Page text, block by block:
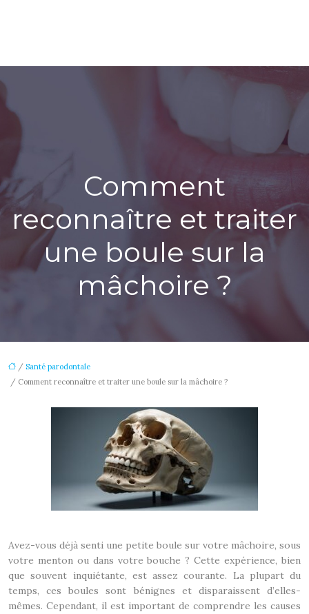
Comment
reconnaître et traiter
une boule sur la
mâchoire ?
/ Santé parodontale
/ Comment reconnaître et traiter une boule sur la mâchoire ?
Avez-vous déjà senti une petite boule sur votre mâchoire, sous
votre menton ou dans votre bouche ? Cette expérience, bien
que souvent inquiétante, est assez courante. La plupart du
temps, ces boules sont bénignes et disparaissent d’elles-
mêmes. Cependant, il est important de comprendre les causes